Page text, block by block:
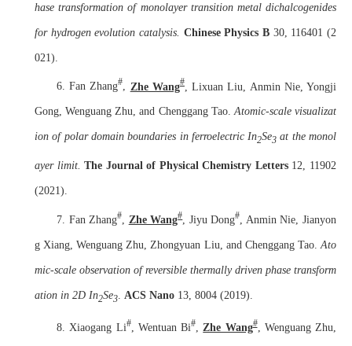
hase transformation of monolayer transition metal dichalcogenides
for hydrogen evolution catalysis. Chinese Physics B 30, 116401 (2
021).
6. Fan Zhang#, Zhe Wang#, Lixuan Liu, Anmin Nie, Yongji
Gong, Wenguang Zhu, and Chenggang Tao.Atomic-scale visualizat
ion of polar domain boundaries in ferroelectric In2Se3 at the monol
ayer limit. The Journal of Physical Chemistry Letters12, 11902
(2021).
7. Fan Zhang# Zhe Wang#, Jiyu Dong# , Anmin Nie, Jianyon
g Xiang, Wenguang Zhu, Zhongyuan Liu, and Chenggang Tao. Ato
mic-scale observation of reversible thermally driven phase transform
ation in 2D In2Se3 ACS Nano 13, 8004 (2019).
8. Xiaogang Li#, Wentuan Bi#,Zhe Wang#, Wenguang Zhu,